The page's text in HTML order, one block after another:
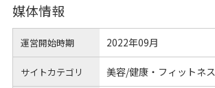
媒体情報
運営開始時期 2022年09月
サイトカテゴリ 美容/健康・フィットネス